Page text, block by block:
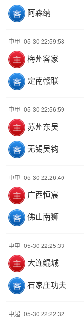
阿森纳
中甲 05-30 22:59:58
梅州客家
定南赣联
中甲 05-30 22:56:59
苏州东吴
无锡吴钩
中甲 05-30 22:26:40
广西恒宸
佛山南狮
中甲 05-30 22:25:33
大连鲲城
石家庄功夫
中超 05-30 22:22:32